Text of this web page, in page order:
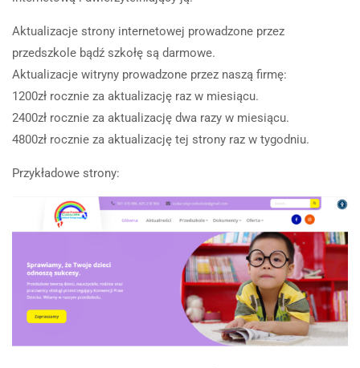
Aktualizacje strony internetowej prowadzone przez
przedszkole bądź szkołę są darmowe.
Aktualizacje witryny prowadzone przez naszą firmę:
1200zł rocznie za aktualizację raz w miesiącu.
2400zł rocznie za aktualizację dwa razy w miesiącu.
4800zł rocznie za aktualizację tej strony raz w tygodniu.
Przykładowe strony: